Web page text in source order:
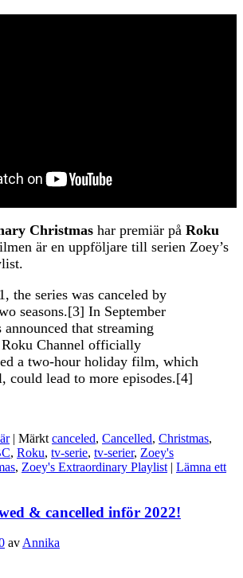
Christmas har premiär på Roku
är en uppföljare till serien Zoey’s
the series was canceled by
seasons.[3] In September
that streaming
Channel officially
a two-hour holiday film, which
could lead to more episodes.[4]
| Märkt canceled, Cancelled, Christmas,
, Roku, tv-serie, tv-serier, Zoey's
, Zoey's Extraordinary Playlist | Lämna ett
& cancelled inför 2022!
av Annika